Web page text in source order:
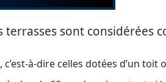
terrasses sont considérées
à-dire celles dotées d’un toit